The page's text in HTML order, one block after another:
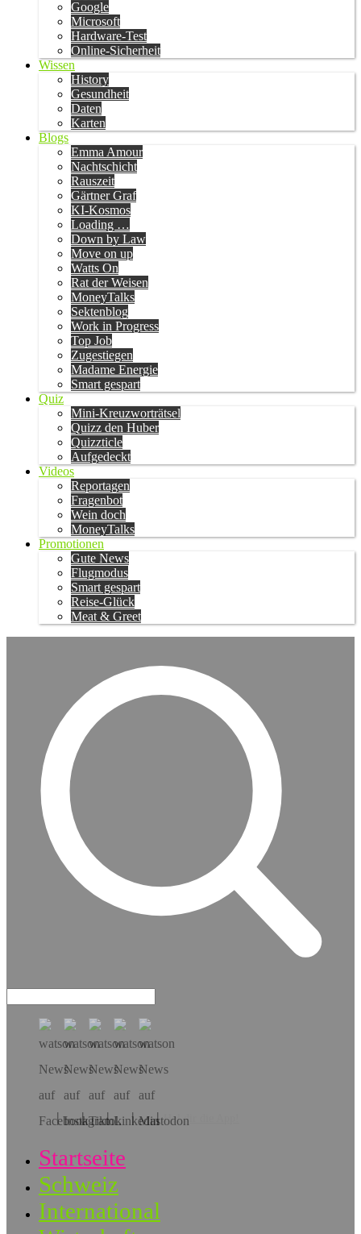
Google
Microsoft
Hardware-Test
Online-Sicherheit
Wissen
History
Gesundheit
Daten
Karten
Blogs
Emma Amour
Nachtschicht
Rauszeit
Gärtner Graf
KI-Kosmos
Loading …
Down by Law
Move on up
Watts On
Rat der Weisen
MoneyTalks
Sektenblog
Work in Progress
Top Job
Zugestiegen
Madame Energie
Smart gespart
Quiz
Mini-Kreuzworträtsel
Quizz den Huber
Quizzticle
Aufgedeckt
Videos
Reportagen
Fragenbot
Wein doch
MoneyTalks
Promotionen
Gute News
Flugmodus
Smart gespart
Reise-Glück
Meat & Greet
Hol dir die App!
Startseite
Schweiz
International